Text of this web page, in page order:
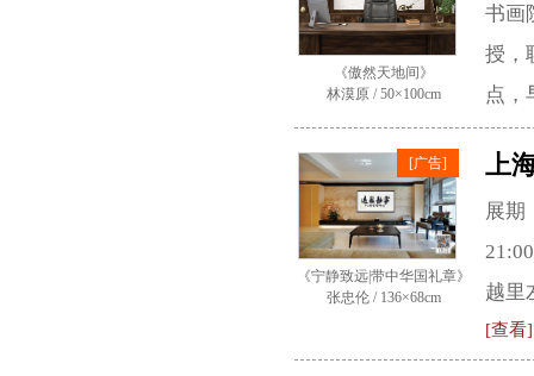
《傲然天地间》
林漠原 / 50×100cm
书画
授，
点，
[广告]
《宁静致远|带中华国礼章》
张忠伦 / 136×68cm
上
展期
越里
[查看]